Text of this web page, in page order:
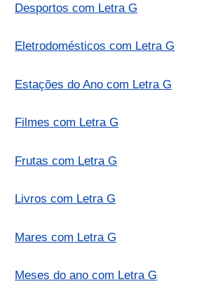
Desportos com Letra G
Eletrodomésticos com Letra G
Estações do Ano com Letra G
Filmes com Letra G
Frutas com Letra G
Livros com Letra G
Mares com Letra G
Meses do ano com Letra G